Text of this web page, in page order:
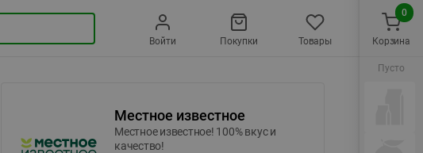
Войти Покупки Товары
Местное известное
Местное известное! 100% вкус и
качество!
Корзина
0
Пусто